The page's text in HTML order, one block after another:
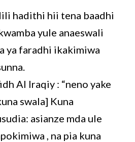
hadithi hii tena baadhi
yule anaeswali
ya faradhi ikakimiwa
Al Iraqiy : “neno yake
asianze mda ule
, na pia kuna